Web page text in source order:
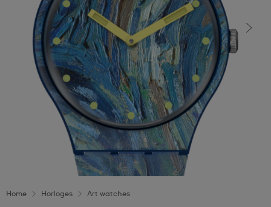
Home Horloges Art watches